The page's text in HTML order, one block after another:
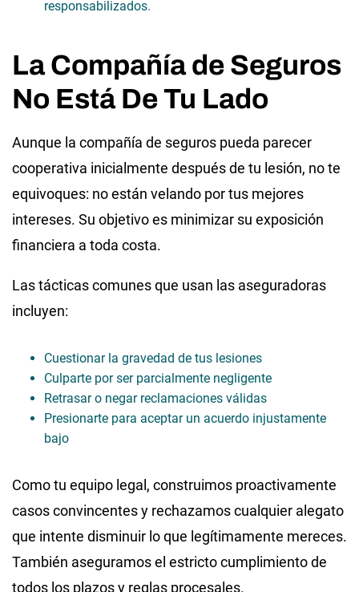
responsabilizados.
La Compañía de Seguros
No Está De Tu Lado
Aunque la compañía de seguros pueda parecer
cooperativa inicialmente después de tu lesión, no te
equivoques: no están velando por tus mejores
intereses. Su objetivo es minimizar su exposición
financiera a toda costa.
Las tácticas comunes que usan las aseguradoras
incluyen:
Cuestionar la gravedad de tus lesiones
Culparte por ser parcialmente negligente
Retrasar o negar reclamaciones válidas
Presionarte para aceptar un acuerdo injustamente
bajo
Como tu equipo legal, construimos proactivamente
casos convincentes y rechazamos cualquier alegato
que intente disminuir lo que legítimamente mereces.
También aseguramos el estricto cumplimiento de
todos los plazos y reglas procesales.